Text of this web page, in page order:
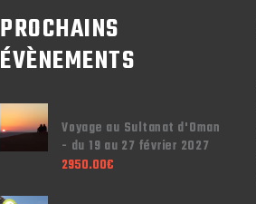
PROCHAINS
ÉVÈNEMENTS
Voyage au Sultanat d'Oman
- du 19 au 27 février 2027
2950.00€